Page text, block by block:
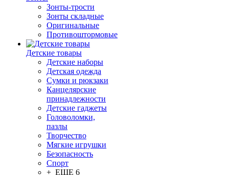
Зонты-трости
Зонты складные
Оригинальные
Противоштормовые
Детские товары
Детские наборы
Детская одежда
Сумки и рюкзаки
Канцелярские
принадлежности
Детские гаджеты
Головоломки,
пазлы
Творчество
Мягкие игрушки
Безопасность
Спорт
+ ЕЩЕ 6